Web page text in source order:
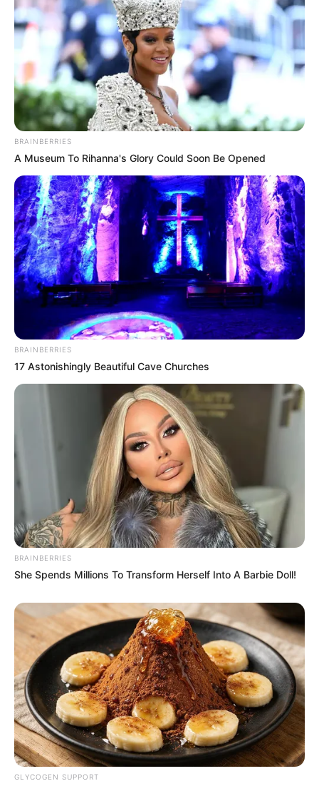
BRAINBERRIES
A Museum To Rihanna's Glory Could Soon Be Opened
BRAINBERRIES
17 Astonishingly Beautiful Cave Churches
BRAINBERRIES
She Spends Millions To Transform Herself Into A Barbie Doll!
GLYCOGEN SUPPORT